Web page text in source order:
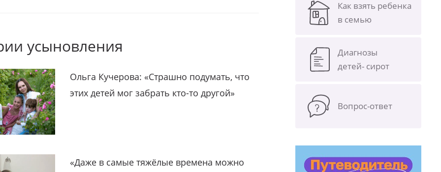
усыновления
Ольга Кучерова: «Страшно подумать, что
этих детей мог забрать кто-то другой»
«Даже в самые тяжёлые времена можно
Как взять ребенка
в семью
Диагнозы
детей- сирот
Вопрос-ответ